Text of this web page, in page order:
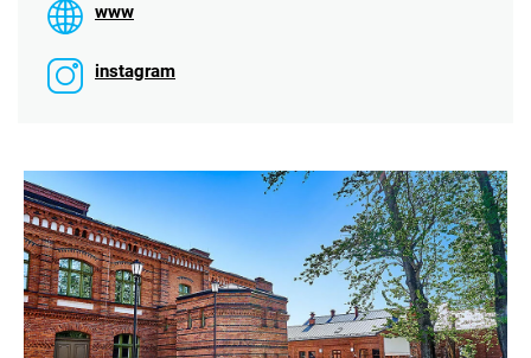
www
instagram